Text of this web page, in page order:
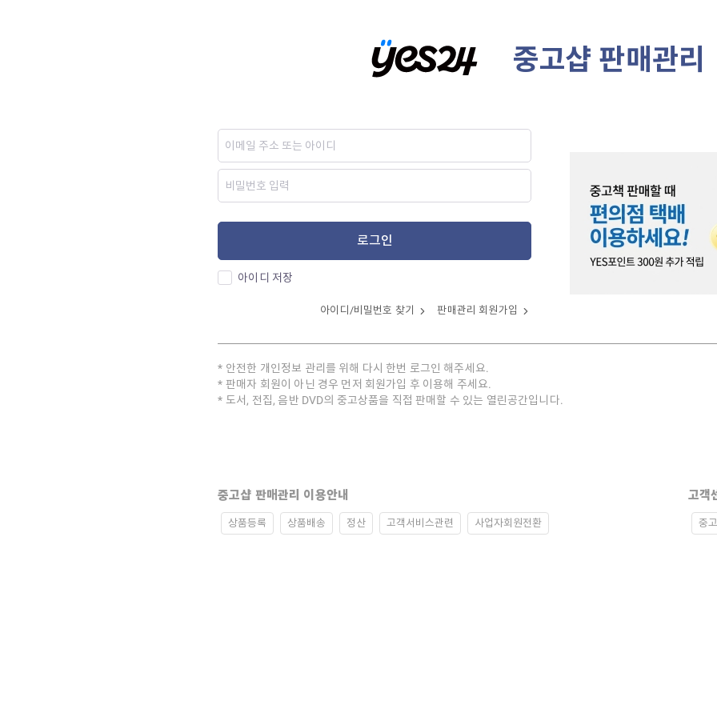
중고샵 판매관리
로그인
아이디 저장
아이디/비밀번호 찾기 판매관리 회원가입
안전한 개인정보 관리를 위해 다시 한번 로그인 해주세요.
판매자 회원이 아닌 경우 먼저 회원가입 후 이용해 주세요.
도서, 전집, 음반 DVD의 중고상품을 직접 판매할 수 있는 열린공간입니다.
중고샵 판매관리 이용안내
상품등록 상품배송 정산 고객서비스관련 사업자회원전환
고객
중